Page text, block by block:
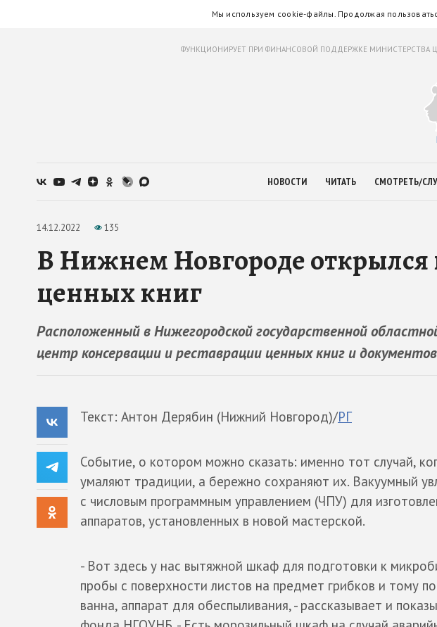
Мы используем cookie-файлы. Продолжая
ФУНКЦИОНИРУЕТ ПРИ ФИНАНСОВОЙ ПОДДЕРЖКЕ МИНИСТЕРСТВА
НОВОСТИ ЧИТАТЬ СМОТРЕТЬ/
14.12.2022 135
В Нижнем Новгороде открылся
ценных книг
Расположенный в Нижегородской государственной
центр консервации и реставрации ценных книг и
Текст: Антон Дерябин (Нижний Новгород)/РГ
Событие, о котором можно сказать: именно тот случай,
умаляют традиции, а бережно сохраняют их. Вакуумный
с числовым программным управлением (ЧПУ) для
аппаратов, установленных в новой мастерской.
- Вот здесь у нас вытяжной шкаф для подготовки к
пробы с поверхности листов на предмет грибков и тому
ванна, аппарат для обеспыливания, - рассказывает и